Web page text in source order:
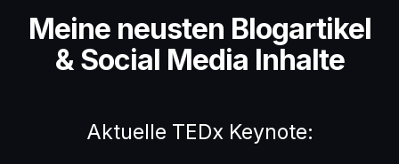
Meine neusten Blogartikel
& Social Media Inhalte
Aktuelle TEDx Keynote: